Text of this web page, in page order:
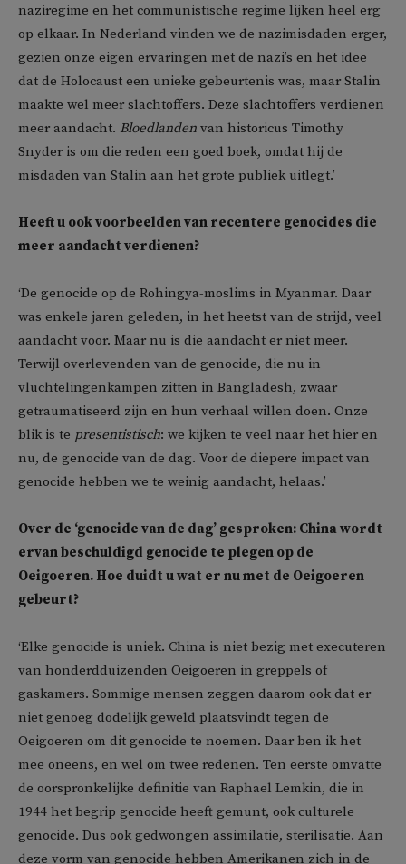
naziregime en het communistische regime lijken heel erg
op elkaar. In Nederland vinden we de nazimisdaden erger,
gezien onze eigen ervaringen met de nazi’s en het idee
dat de Holocaust een unieke gebeurtenis was, maar Stalin
maakte wel meer slachtoffers. Deze slachtoffers verdienen
meer aandacht. Bloedlanden van historicus Timothy
Snyder is om die reden een goed boek, omdat hij de
misdaden van Stalin aan het grote publiek uitlegt.’
Heeft u ook voorbeelden van recentere genocides die
meer aandacht verdienen?
‘De genocide op de Rohingya-moslims in Myanmar. Daar
was enkele jaren geleden, in het heetst van de strijd, veel
aandacht voor. Maar nu is die aandacht er niet meer.
Terwijl overlevenden van de genocide, die nu in
vluchtelingenkampen zitten in Bangladesh, zwaar
getraumatiseerd zijn en hun verhaal willen doen. Onze
blik is te presentistisch: we kijken te veel naar het hier en
nu, de genocide van de dag. Voor de diepere impact van
genocide hebben we te weinig aandacht, helaas.’
Over de ‘genocide van de dag’ gesproken: China wordt
ervan beschuldigd genocide te plegen op de
Oeigoeren. Hoe duidt u wat er nu met de Oeigoeren
gebeurt?
‘Elke genocide is uniek. China is niet bezig met executeren
van honderdduizenden Oeigoeren in greppels of
gaskamers. Sommige mensen zeggen daarom ook dat er
niet genoeg dodelijk geweld plaatsvindt tegen de
Oeigoeren om dit genocide te noemen. Daar ben ik het
mee oneens, en wel om twee redenen. Ten eerste omvatte
de oorspronkelijke definitie van Raphael Lemkin, die in
1944 het begrip genocide heeft gemunt, ook culturele
genocide. Dus ook gedwongen assimilatie, sterilisatie. Aan
deze vorm van genocide hebben Amerikanen zich in de